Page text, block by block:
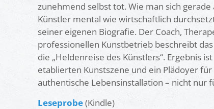
zunehmend selbst tot. Wie man sich
Künstler mental wie wirtschaftlich
seiner eigenen Biografie. Der Coach,
professionellen Kunstbetrieb beschreibt
die „Heldenreise des Künstlers“. Ergebnis
etablierten Kunstszene und ein Plädoyer
authentische Lebensinstallation – nicht nur
Leseprobe(Kindle)